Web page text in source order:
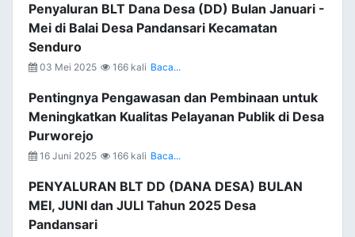
Penyaluran BLT Dana Desa (DD) Bulan Januari -
Mei di Balai Desa Pandansari Kecamatan
Senduro
03 Mei 2025 166 kali Baca...
Pentingnya Pengawasan dan Pembinaan untuk
Meningkatkan Kualitas Pelayanan Publik di Desa
Purworejo
16 Juni 2025 166 kali Baca...
PENYALURAN BLT DD (DANA DESA) BULAN
MEI, JUNI dan JULI Tahun 2025 Desa
Pandansari